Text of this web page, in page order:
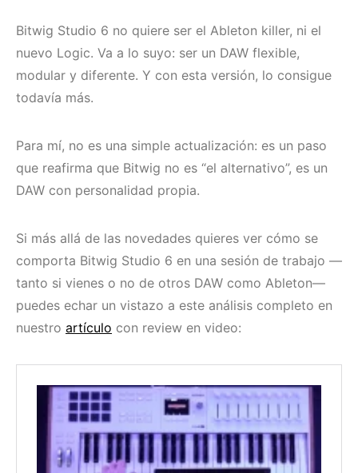
Bitwig Studio 6 no quiere ser el Ableton killer, ni el
nuevo Logic. Va a lo suyo: ser un DAW flexible,
modular y diferente. Y con esta versión, lo consigue
todavía más.
Para mí, no es una simple actualización: es un paso
que reafirma que Bitwig no es “el alternativo”, es un
DAW con personalidad propia.
Si más allá de las novedades quieres ver cómo se
comporta Bitwig Studio 6 en una sesión de trabajo —
tanto si vienes o no de otros DAW como Ableton—
puedes echar un vistazo a este análisis completo en
nuestro artículo con review en video: